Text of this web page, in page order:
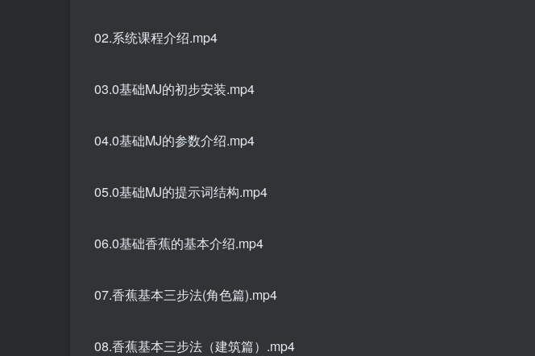
02.系统课程介绍.mp4
03.0基础MJ的初步安装.mp4
04.0基础MJ的参数介绍.mp4
05.0基础MJ的提示词结构.mp4
06.0基础香蕉的基本介绍.mp4
07.香蕉基本三步法(角色篇).mp4
08.香蕉基本三步法（建筑篇）.mp4